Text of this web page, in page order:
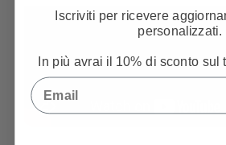
Iscriviti per ricevere
personalizzati.
In più avrai il 10% di sconto sul
Email